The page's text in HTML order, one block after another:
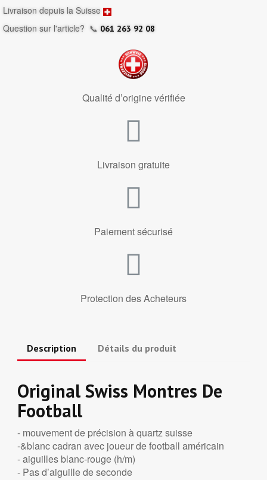
Livraison depuis la Suisse
Question sur l'article? 📞 061 263 92 08
Qualité d’origine vérifiée
Livraison gratuite
Paiement sécurisé
Protection des Acheteurs
Description Détails du produit
Original Swiss Montres De
Football
- mouvement de précision à quartz suisse
-&blanc cadran avec joueur de football américain
- aiguilles blanc-rouge (h/m)
- Pas d’aiguille de seconde